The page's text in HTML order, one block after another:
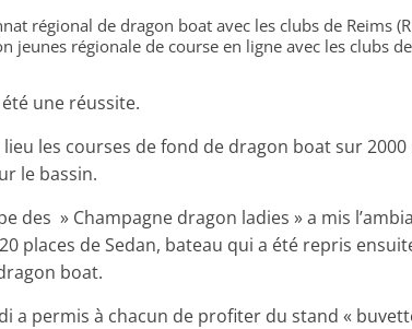
régional de dragon boat avec les clubs de Reims
jeunes régionale de course en ligne avec les clubs
une réussite.
les courses de fond de dragon boat sur
le bassin.
des » Champagne dragon ladies » a mis
places de Sedan, bateau qui a été repris
boat.
a permis à chacun de profiter du stand «